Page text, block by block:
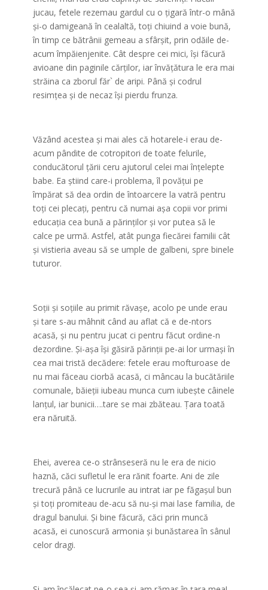
jucau, fetele rezemau gardul cu o ţigară într-o mână
şi-o damigeană în cealaltă, toţi chiuind a voie bună,
în timp ce bătrânii gemeau a sfârşit, prin odăile de-
acum împăienjenite. Cât despre cei mici, îşi făcură
avioane din paginile cărţilor, iar învăţătura le era mai
străina ca zborul făr` de aripi. Până şi codrul
resimţea şi de necaz îşi pierdu frunza.
Văzând acestea şi mai ales că hotarele-i erau de-
acum pândite de cotropitori de toate felurile,
conducătorul ţării ceru ajutorul celei mai înţelepte
babe. Ea ştiind care-i problema, îl povăţui pe
împărat să dea ordin de întoarcere la vatră pentru
toţi cei plecaţi, pentru că numai aşa copii vor primi
educaţia cea bună a părinţilor şi vor putea să le
calce pe urmă. Astfel, atât punga fiecărei familii cât
şi vistieria aveau să se umple de galbeni, spre binele
tuturor.
Soţii şi soţiile au primit răvaşe, acolo pe unde erau
şi tare s-au mâhnit când au aflat că e de-ntors
acasă, şi nu pentru jucat ci pentru făcut ordine-n
dezordine. Şi-aşa îşi găsiră părinţii pe-ai lor urmaşi în
cea mai tristă decădere: fetele erau mofturoase de
nu mai făceau ciorbă acasă, ci mâncau la bucătăriile
comunale, băieţii iubeau munca cum iubeşte câinele
lanţul, iar bunicii….tare se mai zbăteau. Ţara toată
era năruită.
Ehei, averea ce-o strânseseră nu le era de nicio
haznă, căci sufletul le era rănit foarte. Ani de zile
trecură până ce lucrurile au intrat iar pe făgaşul bun
şi toţi promiteau de-acu să nu-şi mai lase familia, de
dragul banului. Şi bine făcură, căci prin muncă
acasă, ei cunoscură armonia şi bunăstarea în sânul
celor dragi.